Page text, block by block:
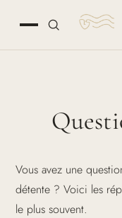
Vous avez une
détente ? Voici les
le plus souvent.